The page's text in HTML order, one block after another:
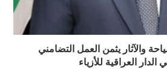
والآثار يثمن العمل التضامني
العراقية للأزياء